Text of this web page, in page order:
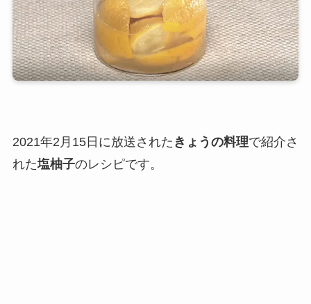
2021年2月15日に放送された きょうの料理で紹介さ
れた塩柚子のレシピです。